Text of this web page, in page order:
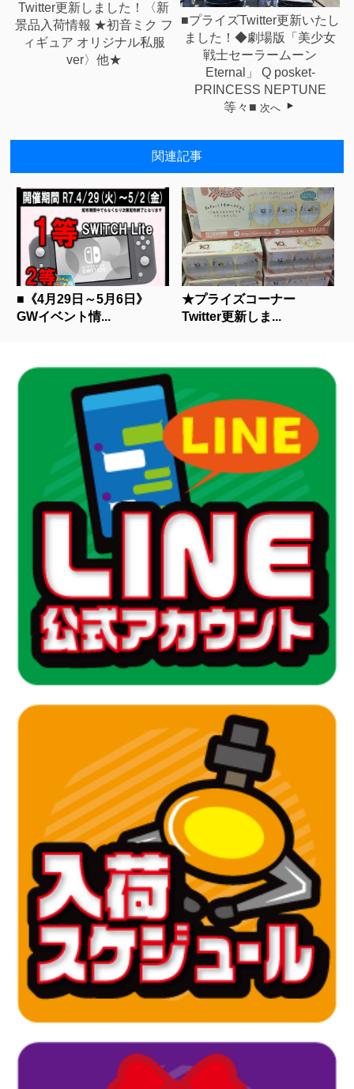
Twitter更新しました！〈新
景品入荷情報 ★初音ミク フ
ィギュア オリジナル私服
ver〉他★
■プライズTwitter更新いたし
ました！◆劇場版「美少女
戦士セーラームーン
Eternal」 Q posket-
PRINCESS NEPTUNE
等々■ 次へ
関連記事
■《4月29日～5月6日》
GWイベント情...
★プライズコーナー
Twitter更新しま...